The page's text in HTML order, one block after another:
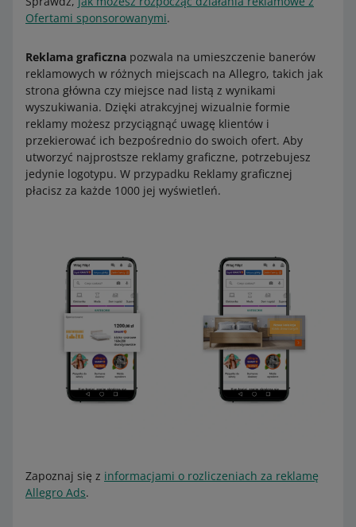
Ofertami sponsorowanymi.
Reklama graficzna pozwala na umieszczenie banerów
reklamowych w różnych miejscach na Allegro, takich jak
strona główna czy miejsce nad listą z wynikami
wyszukiwania. Dzięki atrakcyjnej wizualnie formie
reklamy możesz przyciągnąć uwagę klientów i
przekierować ich bezpośrednio do swoich ofert. Aby
utworzyć najprostsze reklamy graficzne, potrzebujesz
jedynie logotypu. W przypadku Reklamy graficznej
płacisz za każde 1000 jej wyświetleń.
Zapoznaj się z informacjami o rozliczeniach za reklamę
Allegro Ads.